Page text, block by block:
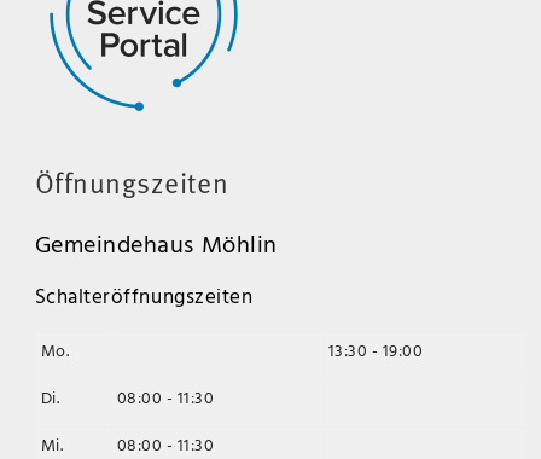
Öffnungszeiten
Gemeindehaus Möhlin
Schalteröffnungszeiten
Mo.
13:30 - 19:00
Di.
08:00 - 11:30
Mi.
08:00 - 11:30